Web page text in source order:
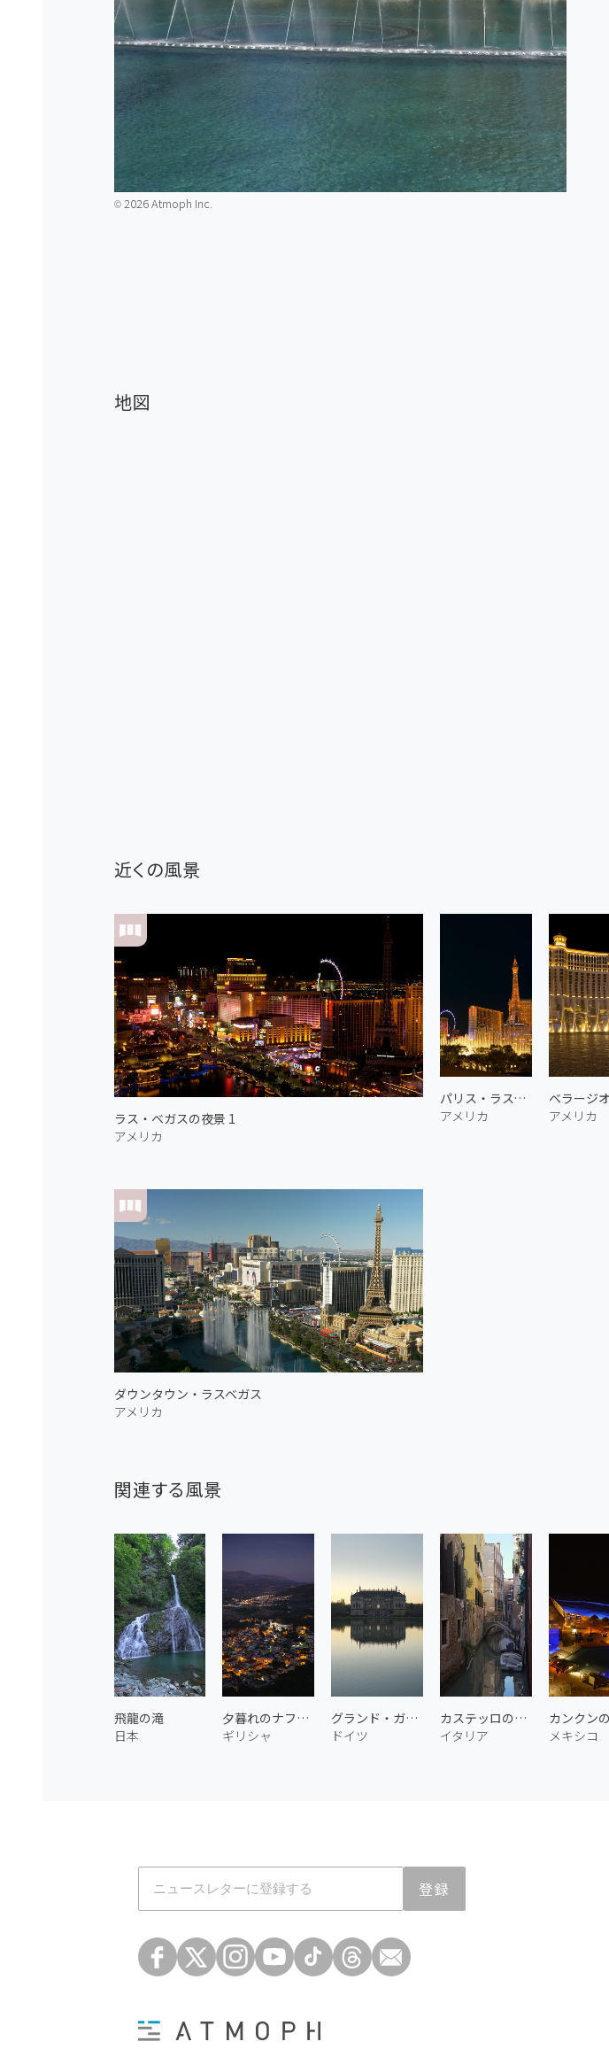
©️2026 Atmoph Inc.
地図
近くの風景
ラス・ベガスの夜景 1
アメリカ
パリス・ラスベガス
アメリカ
アメリカ
ダウンタウン・ラスベガス
アメリカ
関連する風景
飛龍の滝
日本
夕暮れのナフプリオ 1
ギリシャ
グランド・ガーデン・パレス
ドイツ
カステッロの路地裏 1
イタリア
メキシコ
登録